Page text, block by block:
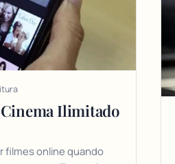
Ilimitado
filmes online quando